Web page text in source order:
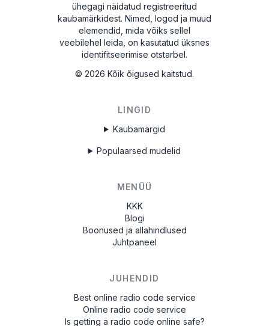
ühegagi näidatud registreeritud
kaubamärkidest. Nimed, logod ja muud
elemendid, mida võiks sellel
veebilehel leida, on kasutatud üksnes
identifitseerimise otstarbel.
© 2026 Kõik õigused kaitstud.
LINGID
Kaubamärgid
Populaarsed mudelid
MENÜÜ
KKK
Blogi
Boonused ja allahindlused
Juhtpaneel
JUHENDID
Best online radio code service
Online radio code service
Is getting a radio code online safe?